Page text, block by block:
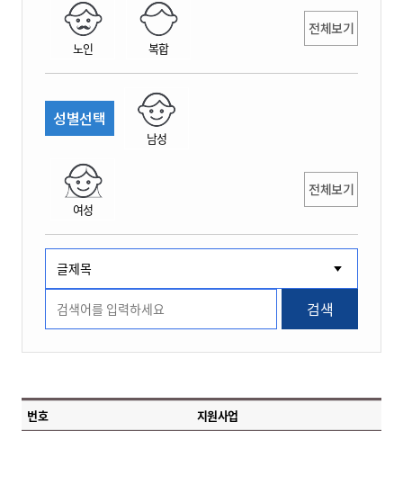
노인 복합
전체보기
성별선택
남성
여성
전체보기
검색
번호 지원사업